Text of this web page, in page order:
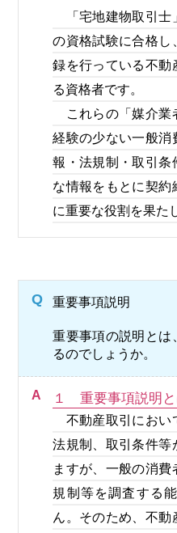
「宅地建物取引士
の資格試験に合格し
録を行っている不動
る資格者です。
これらの「媒介業
経験の少ない一般消
報・法規制・取引条
な情報をもとに契約
に重要な役割を果た
Q 重要事項説明
重要事項の説明とは
るのでしょうか。
A １ 重要事項説明
不動産取引におい
法規制、取引条件等
ますが、一般の消
規制等を調査する
ん。そのため、不